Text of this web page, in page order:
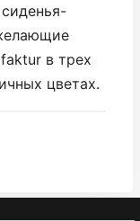
в трех
цветах.